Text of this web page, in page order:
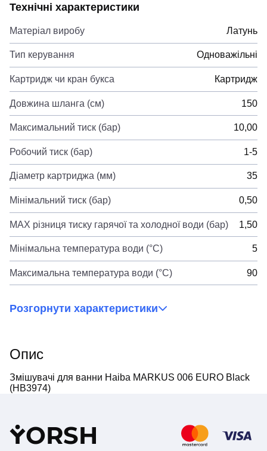
Технічні характеристики
Матеріал виробу Латунь
Тип керування Одноважільні
Картридж чи кран букса Картридж
Довжина шланга (см) 150
Максимальний тиск (бар) 10,00
Робочий тиск (бар) 1-5
Діаметр картриджа (мм) 35
Мінімальний тиск (бар) 0,50
MAX різниця тиску гарячої та холодної води (бар) 1,50
Мінімальна температура води (°C) 5
Максимальна температура води (°C) 90
Розгорнути характеристики
Опис
Змішувачі для ванни Haiba MARKUS 006 EURO Black
(HB3974)
YORSH